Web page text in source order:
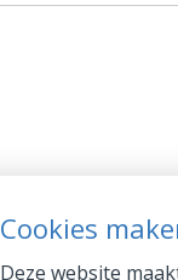
Extra
Cookies
Deze website